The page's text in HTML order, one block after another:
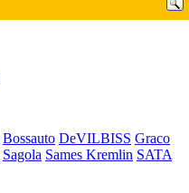
Bossauto DeVILBISS Graco
Sagola Sames Kremlin SATA